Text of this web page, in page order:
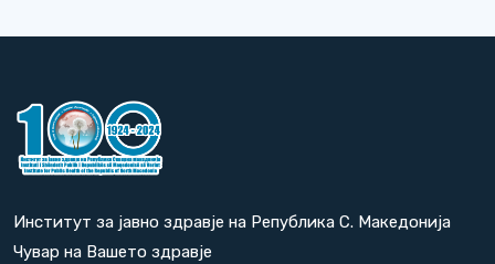
Институт за јавно здравје на Република С. Македонија
Чувар на Вашето здравје